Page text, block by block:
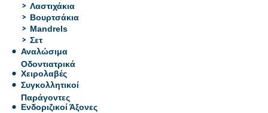
Λαστιχάκια
Βουρτσάκια
Mandrels
Σετ
Αναλώσιμα
Οδοντιατρικά
Χειρολαβές
Συγκολλητικοί
Παράγοντες
Ενδοριζικοί Άξονες